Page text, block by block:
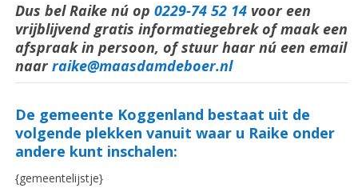
Dus bel Raike nú op 0229-74 52 14 voor een
vrijblijvend gratis informatiegebrek of maak een
afspraak in persoon, of stuur haar nú een email
naar raike@maasdamdeboer.nl
De gemeente Koggenland bestaat uit de
volgende plekken vanuit waar u Raike onder
andere kunt inschalen:
{gemeentelijstje}